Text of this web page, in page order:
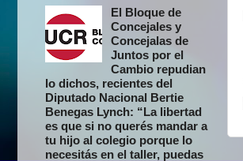
El Bloque de
Concejales y
Concejalas de
Juntos por el
Cambio repudian
lo dichos, recientes del
Diputado Nacional Bertie
Benegas Lynch: “La libertad
es que si no querés mandar a
tu hijo al colegio porque lo
necesitás en el taller, puedas